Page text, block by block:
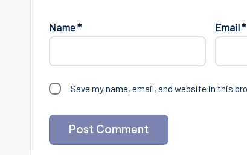
Name* Email*
Save my name, email, and website in this